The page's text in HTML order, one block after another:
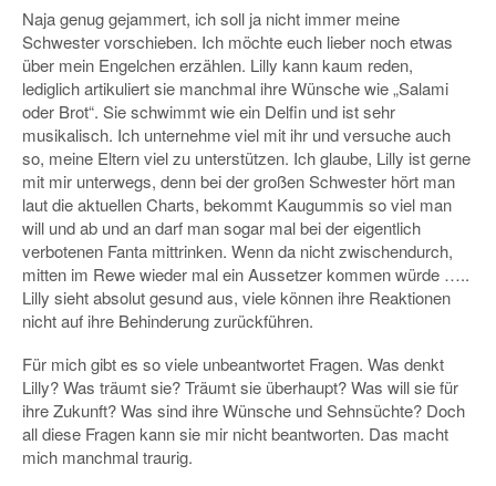
Naja genug gejammert, ich soll ja nicht immer meine
Schwester vorschieben. Ich möchte euch lieber noch etwas
über mein Engelchen erzählen. Lilly kann kaum reden,
lediglich artikuliert sie manchmal ihre Wünsche wie „Salami
oder Brot“. Sie schwimmt wie ein Delfin und ist sehr
musikalisch. Ich unternehme viel mit ihr und versuche auch
so, meine Eltern viel zu unterstützen. Ich glaube, Lilly ist gerne
mit mir unterwegs, denn bei der großen Schwester hört man
laut die aktuellen Charts, bekommt Kaugummis so viel man
will und ab und an darf man sogar mal bei der eigentlich
verbotenen Fanta mittrinken. Wenn da nicht zwischendurch,
mitten im Rewe wieder mal ein Aussetzer kommen würde …..
Lilly sieht absolut gesund aus, viele können ihre Reaktionen
nicht auf ihre Behinderung zurückführen.
Für mich gibt es so viele unbeantwortet Fragen. Was denkt
Lilly? Was träumt sie? Träumt sie überhaupt? Was will sie für
ihre Zukunft? Was sind ihre Wünsche und Sehnsüchte? Doch
all diese Fragen kann sie mir nicht beantworten. Das macht
mich manchmal traurig.